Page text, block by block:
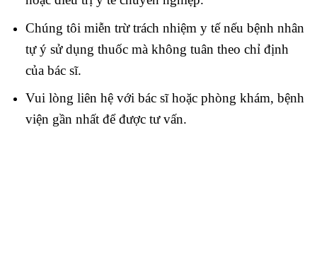
Chúng tôi miễn trừ trách nhiệm y tế nếu bệnh nhân
tự ý sử dụng thuốc mà không tuân theo chỉ định
của bác sĩ.
Vui lòng liên hệ với bác sĩ hoặc phòng khám, bệnh
viện gần nhất để được tư vấn.